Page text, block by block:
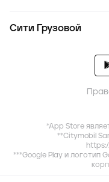
Сити Грузовой
*App Store
**Citymobil
***Google Play и логотип